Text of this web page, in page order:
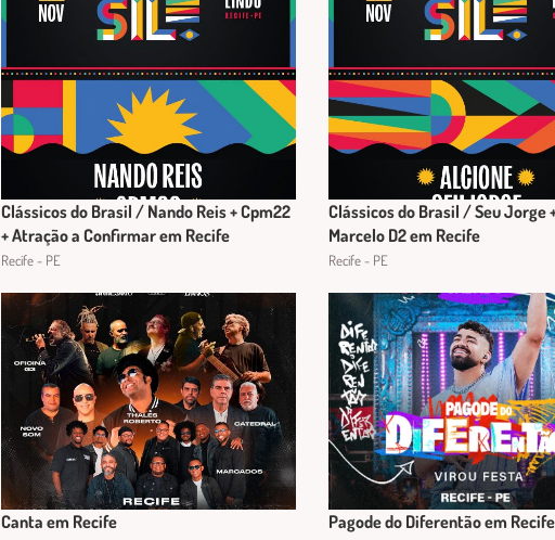
Clássicos do Brasil / Nando Reis + Cpm22
+ Atração a Confirmar em Recife
Recife - PE
Clássicos do Brasil / Seu Jorge
Marcelo D2 em Recife
Recife - PE
Canta em Recife Pagode do Diferentão em Recife